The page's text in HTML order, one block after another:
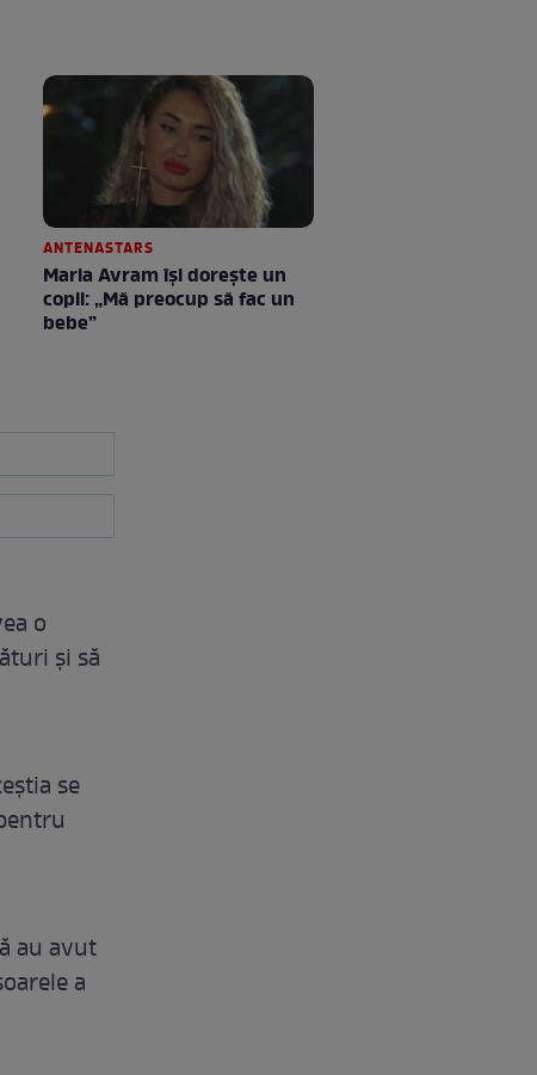
ANTENASTARS
Maria Avram își dorește un
copil: „Mă preocup să fac un
bebe”
o
și să
se
au avut
a